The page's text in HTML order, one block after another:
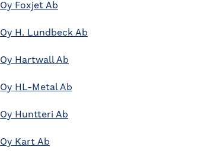
Oy Foxjet Ab
Oy H. Lundbeck Ab
Oy Hartwall Ab
Oy HL-Metal Ab
Oy Huntteri Ab
Oy Kart Ab